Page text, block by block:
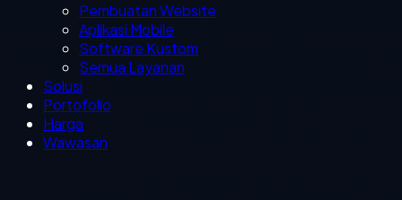
Pembuatan Website
Aplikasi Mobile
Software Kustom
Semua Layanan
Solusi
Portofolio
Harga
Wawasan